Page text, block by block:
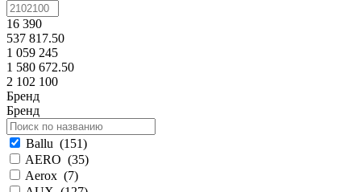
16 390
537 817.50
1 059 245
1 580 672.50
2 102 100
Бренд
Бренд
Ballu (151)
AERO (35)
Aerox (7)